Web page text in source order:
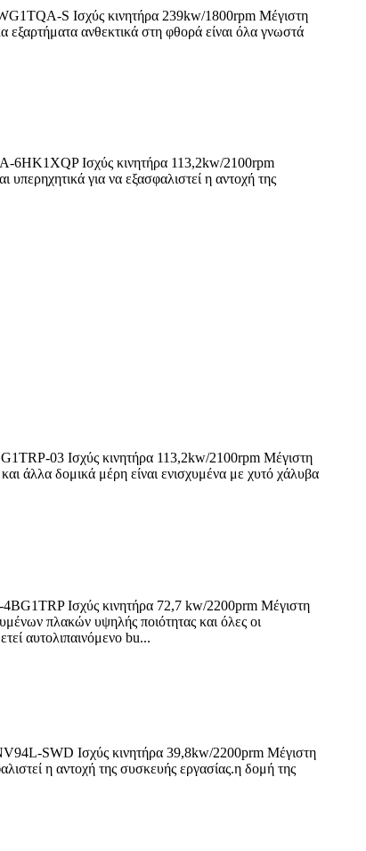
S Ισχύς κινητήρα 239kw/1800rpm Μέγιστη
εξαρτήματα ανθεκτικά στη φθορά είναι όλα γνωστά
6HK1XQP Ισχύς κινητήρα 113,2kw/2100rpm
για να εξασφαλιστεί η αντοχή της
03 Ισχύς κινητήρα 113,2kw/2100rpm Μέγιστη
άλλα δομικά μέρη είναι ενισχυμένα με χυτό χάλυβα
Ισχύς κινητήρα 72,7 kw/2200prm Μέγιστη
πλακών υψηλής ποιότητας και όλες οι
αυτολιπαινόμενο bu...
SWD Ισχύς κινητήρα 39,8kw/2200prm Μέγιστη
η αντοχή της συσκευής εργασίας.η δομή της